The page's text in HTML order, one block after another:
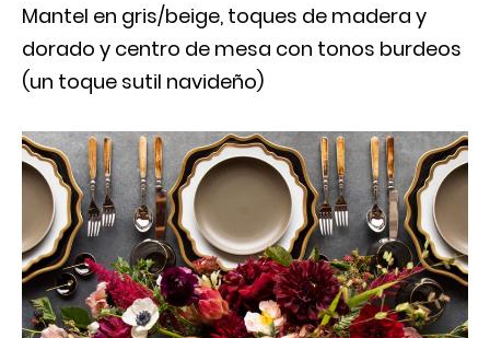
Mantel en gris/beige, toques de madera y
dorado y centro de mesa con tonos burdeos
(un toque sutil navideño)